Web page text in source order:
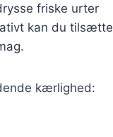
friske urter
kan du tilsætte
kærlighed: